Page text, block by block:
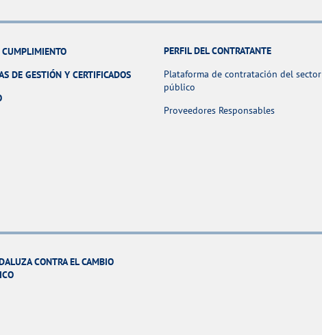
CUMPLIMIENTO
DE GESTIÓN Y CERTIFICADOS
PERFIL DEL CONTRATANTE
Plataforma de contratación del sector
público
Proveedores Responsables
CONTRA EL CAMBIO